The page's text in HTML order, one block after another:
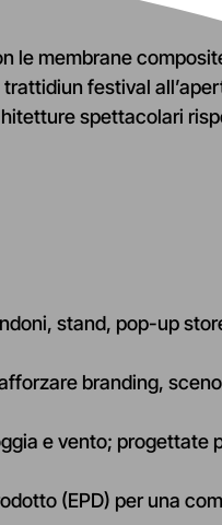
le membrane
festival
spettacolari
stand, pop-up
branding,
e vento; progettate
(EPD) per una